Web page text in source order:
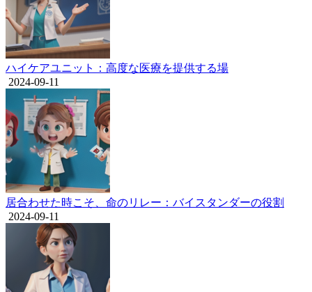
ハイケアユニット：高度な医療を提供する場
2024-09-11
居合わせた時こそ、命のリレー：バイスタンダーの役割
2024-09-11